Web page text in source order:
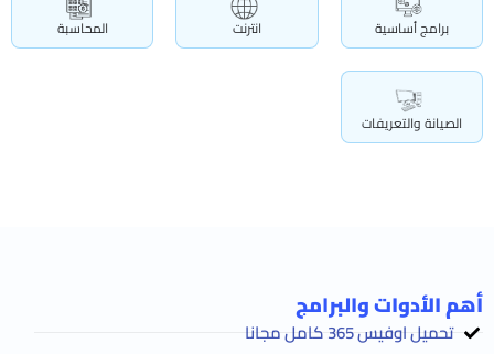
برامج أساسية انترنت المحاسبة
الصيانة والتعريفات
أهم الأدوات والبرامج
تحميل اوفيس 365 كامل مجانا